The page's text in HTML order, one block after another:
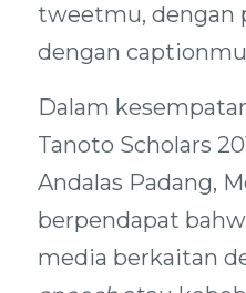
tweetmu, dengan
dengan
Dalam
Tanoto Scholars
Andalas Padang,
berpendapat
media berkaitan